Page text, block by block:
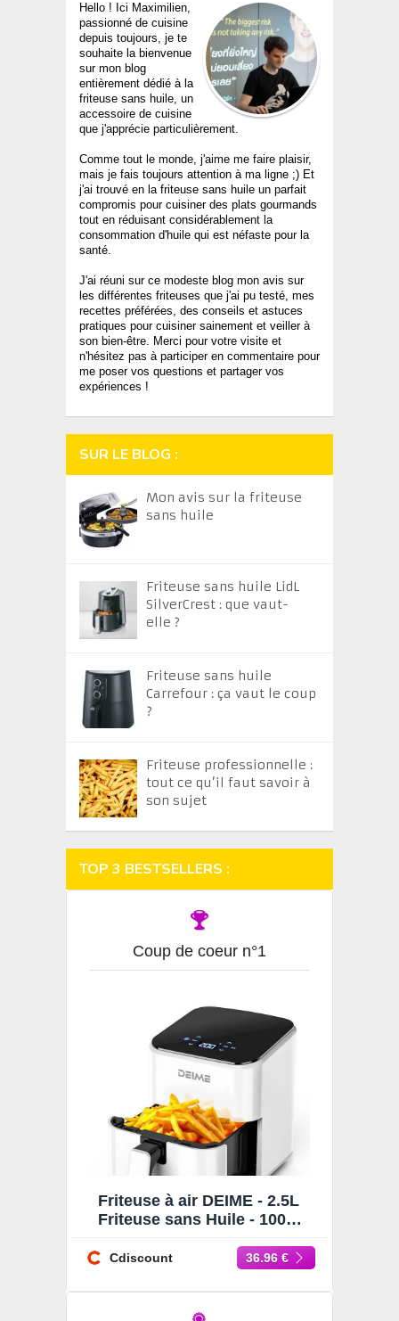
Hello ! Ici Maximilien,
passionné de cuisine
depuis toujours, je te
souhaite la bienvenue
sur mon blog
entièrement dédié à la
friteuse sans huile, un
accessoire de cuisine
que j'apprécie particulièrement.
Comme tout le monde, j'aime me faire plaisir,
mais je fais toujours attention à ma ligne ;) Et
j'ai trouvé en la friteuse sans huile un parfait
compromis pour cuisiner des plats gourmands
tout en réduisant considérablement la
consommation d'huile qui est néfaste pour la
santé.
J'ai réuni sur ce modeste blog mon avis sur
les différentes friteuses que j'ai pu testé, mes
recettes préférées, des conseils et astuces
pratiques pour cuisiner sainement et veiller à
son bien-être. Merci pour votre visite et
n'hésitez pas à participer en commentaire pour
me poser vos questions et partager vos
expériences !
SUR LE BLOG :
Mon avis sur la friteuse
sans huile
Friteuse sans huile LidL
SilverCrest : que vaut-
elle ?
Friteuse sans huile
Carrefour : ça vaut le coup
?
Friteuse professionnelle :
tout ce qu’il faut savoir à
son sujet
TOP 3 BESTSELLERS :
Coup de coeur n°1
Friteuse à air DEIME - 2.5L
Friteuse sans Huile - 1000W
Temps Réglable
Cdiscount 36.96 €